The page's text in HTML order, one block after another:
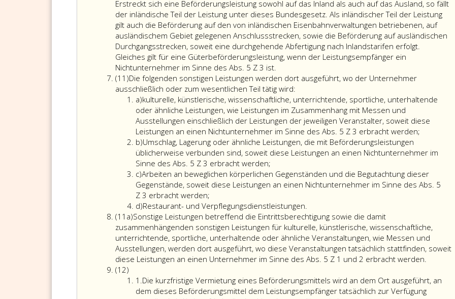
als
Unternehmer
gilt;
wird,
wird
vorbehaltlich
der
Absatz
8
16
Artikel
3
a,
an
dem
Ort
von
dem
sein
Unternehmen
betreibt.
Wird
sonstige
Leistung
3,
ausgeführt
wird,
wird
vorbehaltlich
der
8
16
und
Artikel
3
a,
an
Ort
ausgeführt,
aus
der
Unternehmer
sein
Unternehmen
Wird
die
3,
wird
an
dem
Ort
erbracht,
dem
vermittelte
Umsatz
ausgeführt
wird.
10
Erstreckt sich eine Beförderungsleistung sowohl auf das Inland als auch auf das Ausland, so fällt
der inländische Teil der Leistung unter dieses Bundesgesetz. Als inländischer Teil der Leistung
gilt auch die Beförderung auf den von inländischen Eisenbahnverwaltungen betriebenen, auf
ausländischem Gebiet gelegenen Anschlussstrecken, sowie die Beförderung auf ausländischen
Durchgangsstrecken, soweit eine durchgehende Abfertigung nach Inlandstarifen erfolgt.
Gleiches gilt für eine Güterbeförderungsleistung, wenn der Leistungsempfänger ein
Nichtunternehmer im Sinne des Abs. 5 Z 3 ist.
Personenbeförderungsleistung
wird
dort
ausgeführt,
wo
die
Beförderung
bewirkt
Erstreckt
sich
Beförderungsleistung
sowohl
auf
das
Inland
als
auf
das
(11)Absatz
11
Die folgenden sonstigen Leistungen werden dort ausgeführt, wo der Unternehmer
ausschließlich oder zum wesentlichen Teil tätig wird:
a)Litera
a
kulturelle, künstlerische, wissenschaftliche, unterrichtende, sportliche, unterhaltende
oder ähnliche Leistungen, wie Leistungen im Zusammenhang mit Messen und
Ausstellungen einschließlich der Leistungen der jeweiligen Veranstalter, soweit diese
Leistungen an einen Nichtunternehmer im Sinne des Abs. 5 Z 3 erbracht werden;
sportliche,
wie
im
Messen
und
b)Litera
b
Umschlag, Lagerung oder ähnliche Leistungen, die mit Beförderungsleistungen
üblicherweise verbunden sind, soweit diese Leistungen an einen Nichtunternehmer im
Sinne des Abs. 5 Z 3 erbracht werden;
Lagerung
oder
Leistungen,
die
mit
Beförderungsleistungen
üblicherweise
verbunden
soweit
diese
c)Litera
c
Arbeiten an beweglichen körperlichen Gegenständen und die Begutachtung dieser
Gegenstände, soweit diese Leistungen an einen Nichtunternehmer im Sinne des Abs. 5
Z 3 erbracht werden;
an
beweglichen
körperlichen
Gegenständen
und
die
dieser
Gegenstände,
d)Litera
d
Restaurant- und Verpflegungsdienstleistungen.
(11a)Absatz
11
a
Sonstige Leistungen betreffend die Eintrittsberechtigung sowie die damit
zusammenhängenden sonstigen Leistungen für kulturelle, künstlerische, wissenschaftliche,
unterrichtende, sportliche, unterhaltende oder ähnliche Veranstaltungen, wie Messen und
Ausstellungen, werden dort ausgeführt, wo diese Veranstaltungen tatsächlich stattfinden, soweit
diese Leistungen an einen Unternehmer im Sinne des Abs. 5 Z 1 und 2 erbracht werden.
die
(12)
121.Ziffer
eins
Die kurzfristige Vermietung eines Beförderungsmittels wird an dem Ort ausgeführt, an
dem dieses Beförderungsmittel dem Leistungsempfänger tatsächlich zur Verfügung